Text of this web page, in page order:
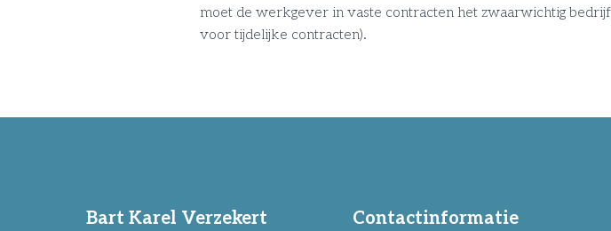
moet de werkgever in vaste contracten het zwaarwichtig
voor tijdelijke contracten).
Bart Karel Verzekert Contactinformatie